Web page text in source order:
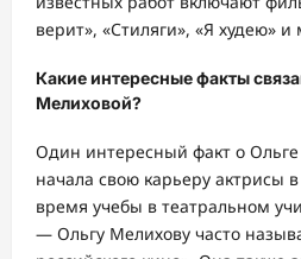
верит», «Стиляги», «Я худею» и
Какие интересные факты
Мелиховой?
Один интересный факт о
начала свою карьеру актрисы
время учебы в театральном
— Ольгу Мелихову часто